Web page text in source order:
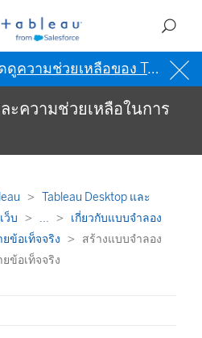
ดูความช่วยเหลือของ Tableau เป็นภาษาอังกฤษ (สหรัฐอเมริกา)
ะความช่วยเหลือในการ
Tableau Desktop และ
ว็บ
...
เกี่ยวกับแบบจำลอง
ข้อเท็จจริง
สร้างแบบจำลอง
ข้อเท็จจริง